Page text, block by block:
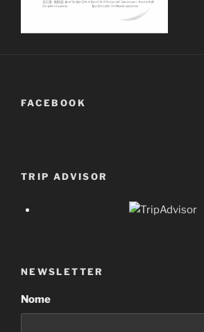
FACEBOOK
TRIP ADVISOR
NEWSLETTER
Nome